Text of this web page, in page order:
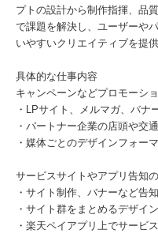
プトの設計から制作指揮、品
で課題を解決し、ユーザーや
いやすいクリエイティブを提供
具体的な仕事内容
キャンペーンなどプロモーシ
・LPサイト、メルマガ、バナ
・パートナー企業の店頭や交
・媒体ごとのデザインフォー
サービスサイトやアプリ告知
・サイト制作、バナーなど告
・サイト群をまとめるデザイ
・楽天ペイアプリ上でサービ